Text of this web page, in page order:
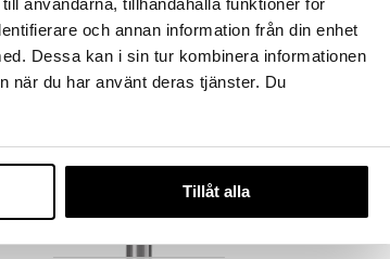
användarna, tillhandahålla funktioner för
och annan information från din enhet
Dessa kan i sin tur kombinera informationen
när du har använt deras tjänster. Du
Tillåt alla
ROSENDAHL
15,99
Pippuri-/suolamylly
valkoinen kiiltävä 15 cm
DORRE
10 €